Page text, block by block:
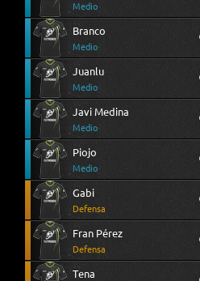
Medio
Branco
Medio
Juanlu
Medio
Javi Medina
Medio
Piojo
Medio
Gabi
Defensa
Fran Pérez
Defensa
Tena